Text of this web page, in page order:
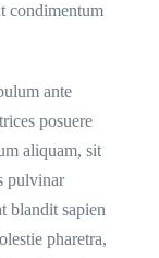
condimentum
ante
posuere
aliquam, sit
pulvinar
blandit sapien
pharetra,